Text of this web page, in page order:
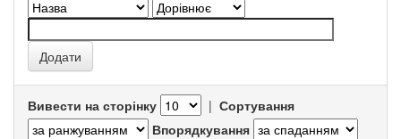
Вивести на сторінку | Сортування
Впорядкування